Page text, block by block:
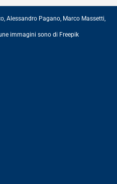
, Alessandro Pagano, Marco Massetti,
immagini sono di Freepik